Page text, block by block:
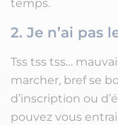
temps.
2. Je n’ai pas
Tss tss tss…
marcher, bref se
d’inscription ou
pouvez vous